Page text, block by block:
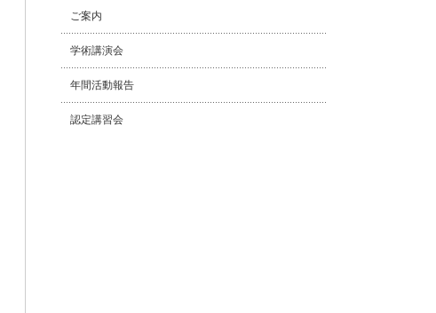
ご案内
学術講演会
年間活動報告
認定講習会